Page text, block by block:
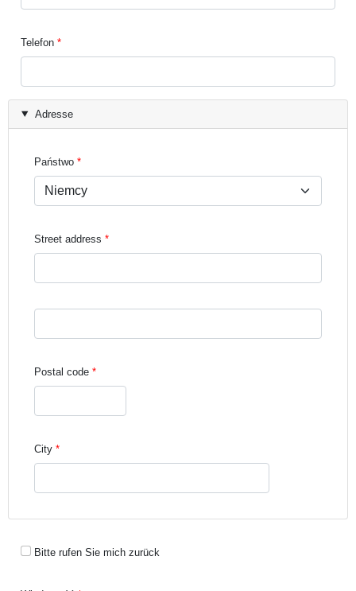
Telefon
Adresse
Państwo
Street address
Street address line 3
Postal code
City
Bitte rufen Sie mich zurück